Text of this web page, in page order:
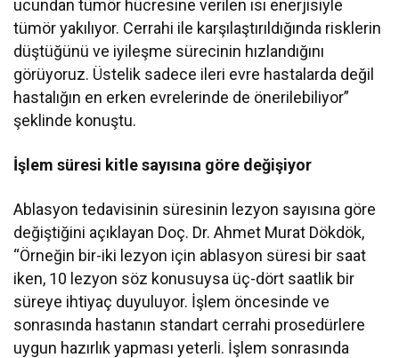
ucundan tümör hücresine verilen ısı enerjisiyle
tümör yakılıyor. Cerrahi ile karşılaştırıldığında risklerin
düştüğünü ve iyileşme sürecinin hızlandığını
görüyoruz. Üstelik sadece ileri evre hastalarda değil
hastalığın en erken evrelerinde de önerilebiliyor”
şeklinde konuştu.
İşlem süresi kitle sayısına göre değişiyor
Ablasyon tedavisinin süresinin lezyon sayısına göre
değiştiğini açıklayan Doç. Dr. Ahmet Murat Dökdök,
“Örneğin bir-iki lezyon için ablasyon süresi bir saat
iken, 10 lezyon söz konusuysa üç-dört saatlik bir
süreye ihtiyaç duyuluyor. İşlem öncesinde ve
sonrasında hastanın standart cerrahi prosedürlere
uygun hazırlık yapması yeterli. İşlem sonrasında